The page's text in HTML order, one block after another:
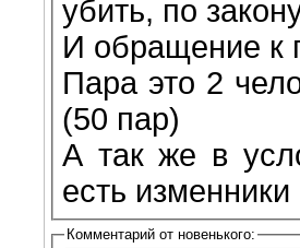
убить, по
И обращение к
Пара это 2
(50 пар)
А так же в
есть
Комментарий от новенького: